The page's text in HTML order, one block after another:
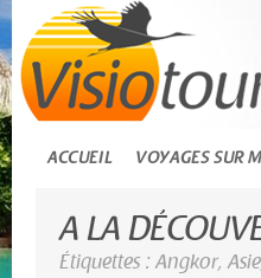
ACCUEIL VOYAGES SUR
A LA
Étiquettes :Angkor,Asie